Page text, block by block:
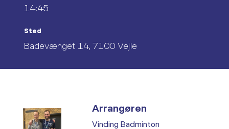
14:45
Sted
Badevænget 14, 7100 Vejle
Arrangøren
Vinding Badminton